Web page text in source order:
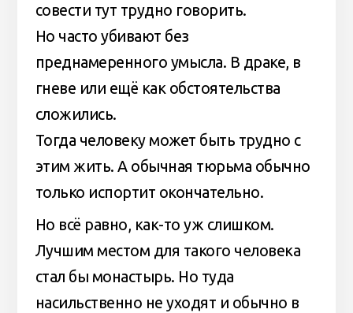
совести тут трудно говорить.
Но часто убивают без
преднамеренного умысла. В драке, в
гневе или ещë как обстоятельства
сложились.
Тогда человеку может быть трудно с
этим жить. А обычная тюрьма обычно
только испортит окончательно.
Но всë равно, как-то уж слишком.
Лучшим местом для такого человека
стал бы монастырь. Но туда
насильственно не уходят и обычно в